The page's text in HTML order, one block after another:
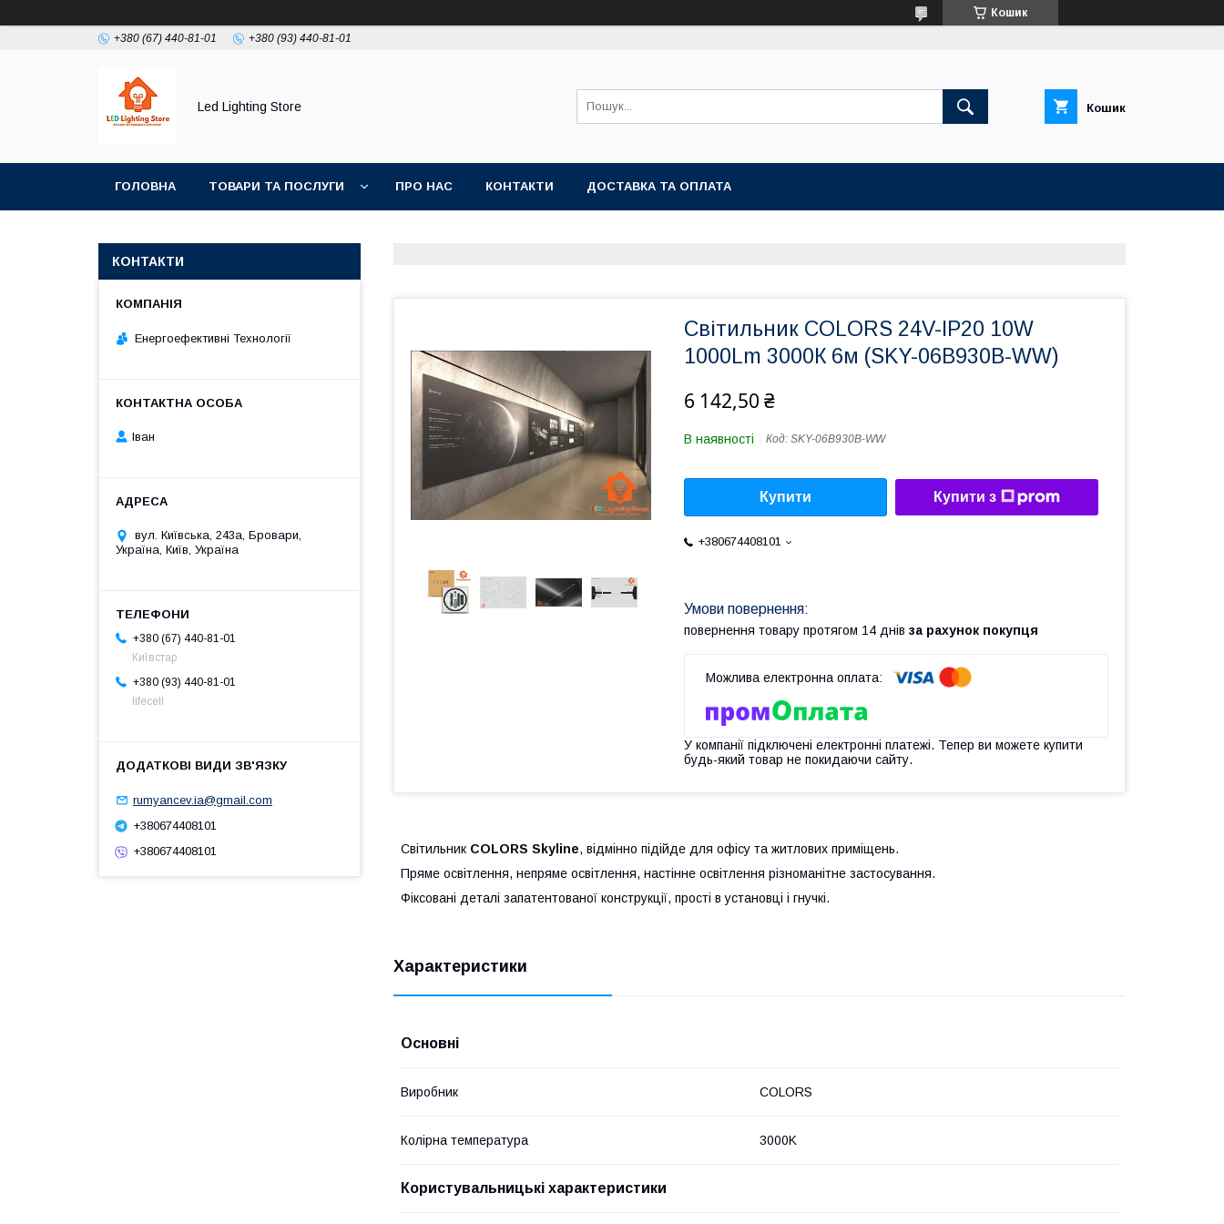
Кошик
+380 (67) 440-81-01 +380 (93) 440-81-01
Led Lighting Store Кошик
ГОЛОВНА ТОВАРИ ТА ПОСЛУГИ ПРО НАС КОНТАКТИ ДОСТАВКА ТА ОПЛАТА
Світильник COLORS 24V-IP20 10W
1000Lm 3000К 6м (SKY-06B930B-WW)
6 142,50 ₴
В наявності Код: SKY-06B930B-WW
Купити Купити з
+380674408101
повернення товару протягом 14 днів за рахунок покупця
У компанії підключені електронні платежі. Тепер ви можете купити
будь-який товар не покидаючи сайту.
Світильник COLORS Skyline, відмінно підійде для офісу та житлових приміщень.
Пряме освітлення, непряме освітлення, настінне освітлення різноманітне застосування.
Фіксовані деталі запатентованої конструкції, прості в установці і гнучкі.
Характеристики
Основні
Виробник COLORS
Колірна температура 3000K
Користувальницькі характеристики
КОНТАКТИ
Енергоефективні Технології
Іван
вул. Київська, 243а, Бровари,
Україна, Київ, Україна
+380 (67) 440-81-01
Київстар
+380 (93) 440-81-01
lifecell
rumyancev.ia@gmail.com
+380674408101
+380674408101